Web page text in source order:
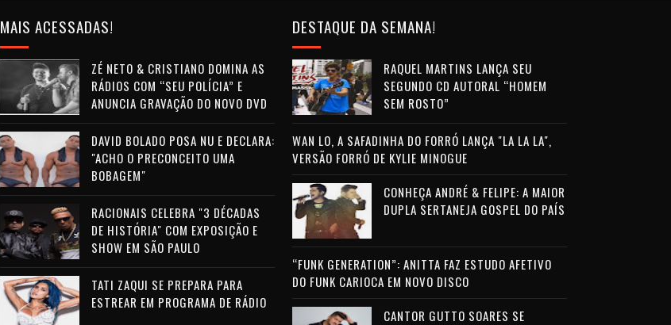
MAIS ACESSADAS!
ZÉ NETO & CRISTIANO DOMINA AS
RÁDIOS COM “SEU POLÍCIA” E
ANUNCIA GRAVAÇÃO DO NOVO DVD
DAVID BOLADO POSA NU E DECLARA:
"ACHO O PRECONCEITO UMA
BOBAGEM"
RACIONAIS CELEBRA "3 DÉCADAS
DE HISTÓRIA" COM EXPOSIÇÃO E
SHOW EM SÃO PAULO
TATI ZAQUI SE PREPARA PARA
ESTREAR EM PROGRAMA DE RÁDIO
DESTAQUE DA SEMANA!
RAQUEL MARTINS LANÇA SEU
SEGUNDO CD AUTORAL “HOMEM
SEM ROSTO”
WAN LO, A SAFADINHA DO FORRÓ LANÇA "LA LA LA",
VERSÃO FORRÓ DE KYLIE MINOGUE
CONHEÇA ANDRÉ & FELIPE: A MAIOR
DUPLA SERTANEJA GOSPEL DO PAÍS
“FUNK GENERATION”: ANITTA FAZ ESTUDO AFETIVO
DO FUNK CARIOCA EM NOVO DISCO
CANTOR GUTTO SOARES SE